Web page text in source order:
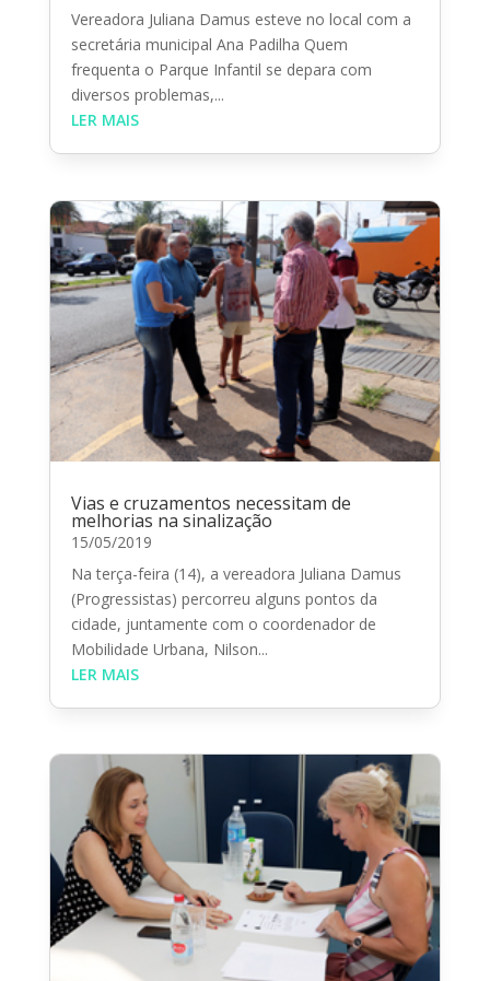
Vereadora Juliana Damus esteve no local com a
secretária municipal Ana Padilha Quem
frequenta o Parque Infantil se depara com
diversos problemas,...
LER MAIS
Vias e cruzamentos necessitam de
melhorias na sinalização
15/05/2019
Na terça-feira (14), a vereadora Juliana Damus
(Progressistas) percorreu alguns pontos da
cidade, juntamente com o coordenador de
Mobilidade Urbana, Nilson...
LER MAIS